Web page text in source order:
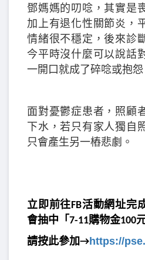
鄧媽媽的叨唸，其實是
加上有退化性關節炎，
情緒很不穩定，後來診
今平時沒什麼可以說話
一開口就成了碎唸或抱怨
面對憂鬱症患者，照顧
下水，若只有家人獨自
只會產生另一樁悲劇。
立即前往FB活動網址完
會抽中「7-11購物金100元
請按此參加→https://